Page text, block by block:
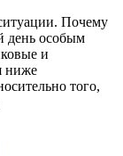
Почему
день особым
и
ниже
того,